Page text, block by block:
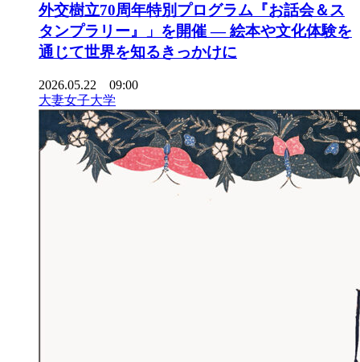
外交樹立70周年特別プログラム『お話会＆ス
タンプラリー』」を開催 ― 絵本や文化体験を
通じて世界を知るきっかけに
2026.05.22 09:00
大妻女子大学